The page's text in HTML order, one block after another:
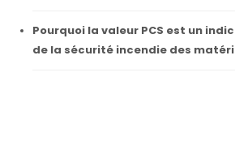
Pourquoi la valeur PCS est un
de la sécurité incendie des